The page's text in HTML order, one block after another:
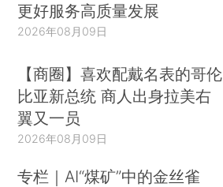
更好服务高质量发展
2026年08月09日
【商圈】喜欢配戴名表的哥伦
比亚新总统 商人出身拉美右
翼又一员
2026年08月09日
专栏｜AI“煤矿”中的金丝雀